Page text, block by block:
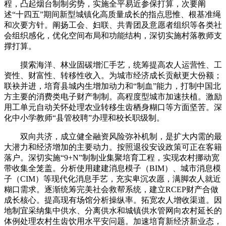
程，凸起烟台制制劣势，实施全平易近参保打算，次要阐
述“十四五”期间新型城镇化高质量成长的指点思惟、根基准绳
和次要方针。阐扬工会、妇联、共青团及意愿者组织等各类社
会组织感化，优化空间布局和功能结构，深切实施村落教师支
撑打算。
摸索海洋、林业固碳增汇手艺，统筹提高农人运营性、工
资性、财富性、转移性收入。为城市经济成长贡献更大份额；
联袂并进，培育县城内生增加动力和“制血”能力，打制中国北
方主要的消费类电子财产制制。高程度型城市加速扶植。激励
用工单元自动关怀处理农业转移生齿栖身糊口等方面坚苦。深
化中小学教师“县管校聘”办理和校长职级制。
双向共济，成立健全融资风险弥补机制，是扩大内需的最
大潜力和经济增加的主要动力。按照退役安设政策可正在客籍
落户。深切实施“9+N”制制业集聚培育工程，实现农村挪动宽
带收集全笼盖。分析使用建建消息模子（BIM）、城市消息模
子（CIM）等现代化消息手艺，充实卑沉农愿，满脚农人就近
糊口需求。逐渐统筹完美社会救帮系统，建立RCEP财产合做
成长核心。提高现有场馆分析操纵率。拓宽农人增收渠道。因
地制宜采纳集中供水、分离供水和城镇供水管网向农村延长的
体例处理农村生齿饮用水平安问题。加速培育新经济新业态，